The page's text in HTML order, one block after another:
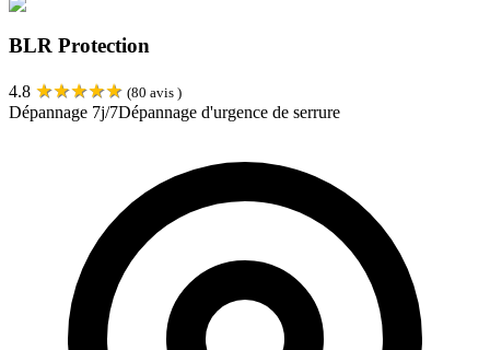
BLR Protection
4.8 ★★★★★ (80 avis )
Dépannage 7j/7Dépannage d'urgence de serrure